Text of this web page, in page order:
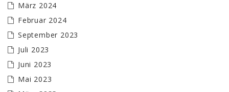
März 2024
Februar 2024
September 2023
Juli 2023
Juni 2023
Mai 2023